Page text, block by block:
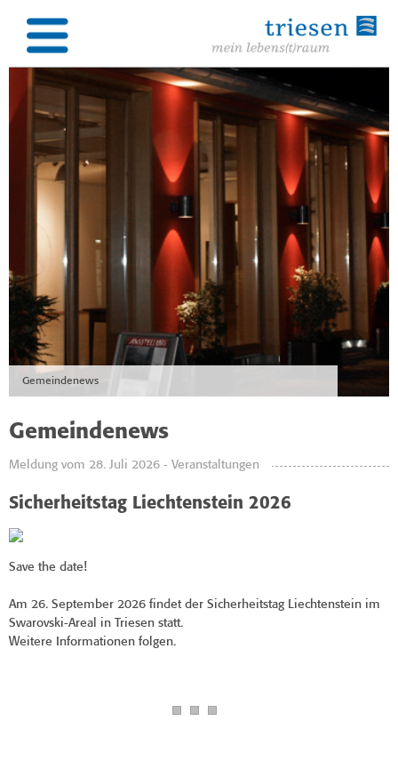
Gemeindenews
Gemeindenews
Meldung vom 28. Juli 2026 - Veranstaltungen
Sicherheitstag Liechtenstein 2026
Save the date!
Am 26. September 2026 findet der Sicherheitstag Liechtenstein im
Swarovski-Areal in Triesen statt.
Weitere Informationen folgen.